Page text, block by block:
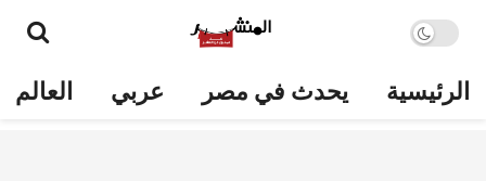
الرئيسية يحدث في مصر عربي العالم